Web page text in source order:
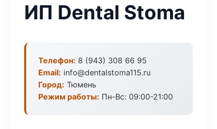
ИП Dental Stoma
Телефон: 8 (943) 308 66 95
Email: info@dentalstoma115.ru
Город: Тюмень
Режим работы: Пн-Вс: 09:00-21:00